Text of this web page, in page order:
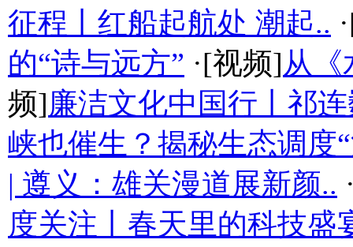
征程丨红船起航处 潮起..
的“诗与远方” ·[视频]从《
频]廉洁文化中国行丨祁
峡也催生？揭秘生态调度
| 遵义：雄关漫道展新颜..
度关注丨春天里的科技盛